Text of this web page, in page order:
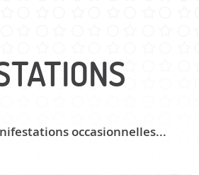
occasionnelles...